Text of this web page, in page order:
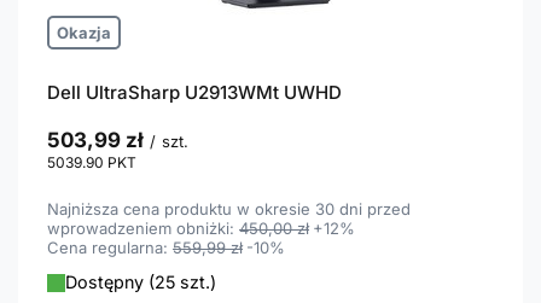
Okazja
Dell UltraSharp U2913WMt UWHD
503,99 zł / szt.
5039.90 PKT
Najniższa cena produktu w okresie 30 dni przed
wprowadzeniem obniżki: 450,00 zł +12%
Cena regularna: 559,99 zł -10%
Dostępny (25 szt.)